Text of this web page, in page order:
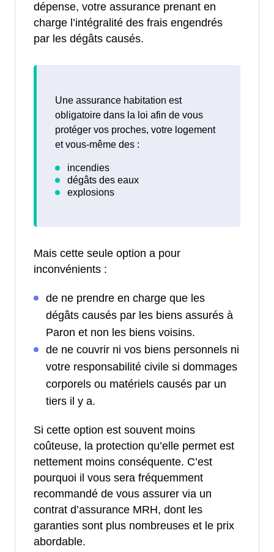
dépense, votre assurance prenant en
charge l’intégralité des frais engendrés
par les dégâts causés.
Une assurance habitation est
obligatoire dans la loi afin de vous
protéger vos proches, votre logement
et vous-même des :
Mais cette seule option a pour
inconvénients :
de ne prendre en charge que les
dégâts causés par les biens assurés à
Paron et non les biens voisins.
de ne couvrir ni vos biens personnels ni
votre responsabilité civile si dommages
corporels ou matériels causés par un
tiers il y a.
Si cette option est souvent moins
coûteuse, la protection qu’elle permet est
nettement moins conséquente. C’est
pourquoi il vous sera fréquemment
recommandé de vous assurer via un
contrat d’assurance MRH, dont les
garanties sont plus nombreuses et le prix
abordable.